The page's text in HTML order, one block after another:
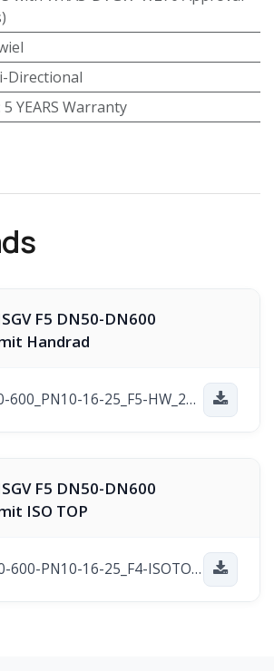
Directional
5 YEARS Warranty
F5 DN50-DN600
Handrad
MSGV_DN50-600_PN10-16-25_F5-HW_2025-11-10.pdf
F5 DN50-DN600
ISO TOP
MSGV_15-50-600-PN10-16-25_F4-ISOTOP_2025-11-21.pdf